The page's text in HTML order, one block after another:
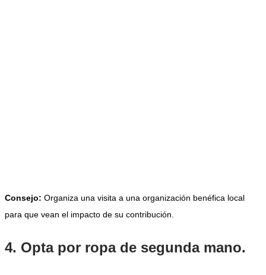
Consejo: Organiza una visita a una organización benéfica local
para que vean el impacto de su contribución.
4. Opta por ropa de segunda mano.